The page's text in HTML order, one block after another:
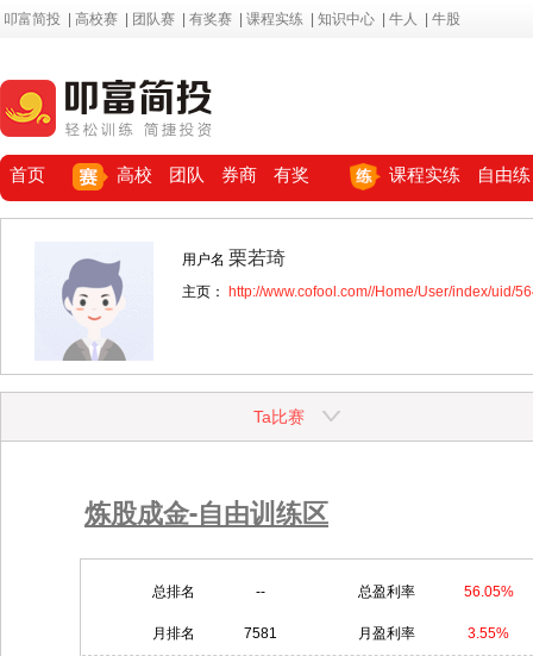
叩富简投 高校赛 团队赛 有奖赛 课程实练 知识中心 牛人 牛股
首页 高校 团队 券商 有奖 课程实练 自由练
用户名 栗若琦
主页： http://www.cofool.com//Home/User/index/uid/
Ta比赛
炼股成金-自由训练区
总排名 -- 总盈利率 56.05%
月排名 7581 月盈利率 3.55%